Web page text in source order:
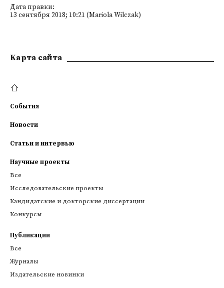
Дата правки:
13 сентября 2018; 10:21 (Mariola Wilczak)
Kарта сайта
События
Новости
Статьи и интервью
Научные проекты
Все
Исследовательские проекты
Кандидатские и докторские диссертации
Конкурсы
Публикации
Все
Журналы
Издательские новинки